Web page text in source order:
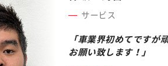
サービス
「車業界初めてですが
お願い致します！」